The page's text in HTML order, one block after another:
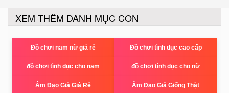
XEM THÊM DANH MỤC CON
Đồ chơi nam nữ giá rẻ Đồ chơi tình dục cao cấp
đồ chơi tình dục cho nam đồ chơi tình dục cho nữ
Âm Đạo Giả Giá Rẻ Âm Đạo Giả Giống Thật